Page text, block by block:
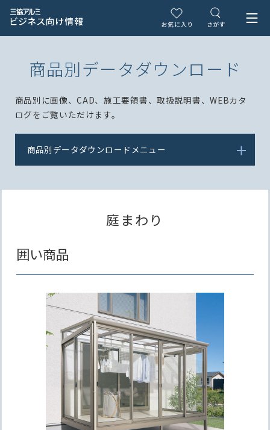
商品別データダウンロード
商品別に画像、CAD、施工要領書、取扱説明書、WEBカタ
ログをご覧いただけます。
商品別データダウンロードメニュー
庭まわり
囲い商品